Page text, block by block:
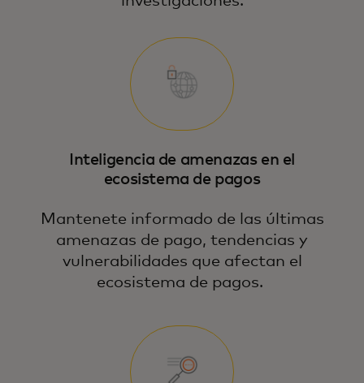
Inteligencia de amenazas en el
ecosistema de pagos
Mantenete informado de las últimas
amenazas de pago, tendencias y
vulnerabilidades que afectan el
ecosistema de pagos.